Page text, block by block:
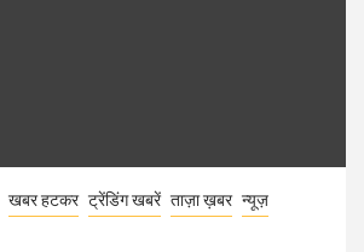
खबर हटकर ट्रेंडिंग खबरें ताज़ा ख़बर न्यूज़